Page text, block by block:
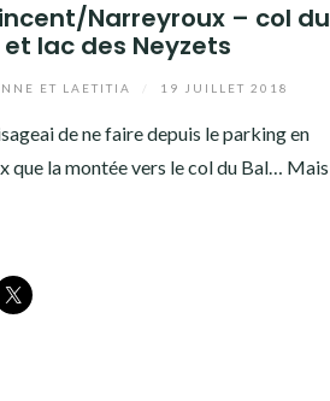
Narreyroux – col du
lac des Neyzets
ET LAETITIA 19 JUILLET 2018
de ne faire depuis le parking en
que la montée vers le col du Bal… Mais